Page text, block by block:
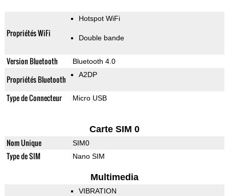
Propriétés WiFi
Hotspot WiFi
Double bande
Version Bluetooth Bluetooth 4.0
Propriétés Bluetooth A2DP
Type de Connecteur Micro USB
Carte SIM 0
Nom Unique SIM0
Type de SIM Nano SIM
Multimedia
VIBRATION